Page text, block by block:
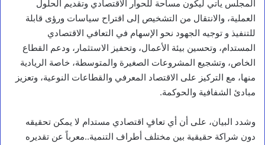
المجلس يأتي ليكون مساحة للحوار الاقتصادي وتقديم الحلول
العملية، والانتقال من التشخيص إلى اقتراح سياسات ورؤى قابلة
للتنفيذ و توجيه الجهود نحو الإسهام في التعافي الاقتصادي
المستدام، وتحسين بيئة الأعمال، وتحفيز الاستثمار، ودعم القطاع
الخاص، وتشجيع المشروعات الصغيرة والمتوسطة، خاصة الريادية
منها، مع التركيز على الاقتصاد المعرفي والقطاعات النوعية، وتعزيز
مبادئ الشفافية والحوكمة.
وشدد البيان، على أن أي تعافٍ اقتصادي مستدام لا يمكن تحقيقه
دون شراكة حقيقية بين مختلف أطراف التنمية..معرباً عن تقديره